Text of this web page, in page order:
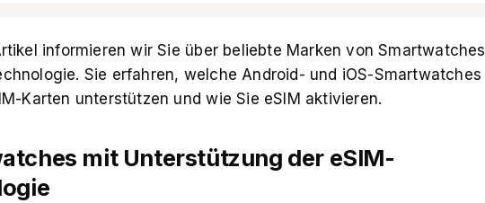
informieren wir Sie über beliebte Marken von Smartwatches
Sie erfahren, welche Android- und iOS-Smartwatches
Karten unterstützen und wie Sie eSIM aktivieren.
mit Unterstützung der eSIM-